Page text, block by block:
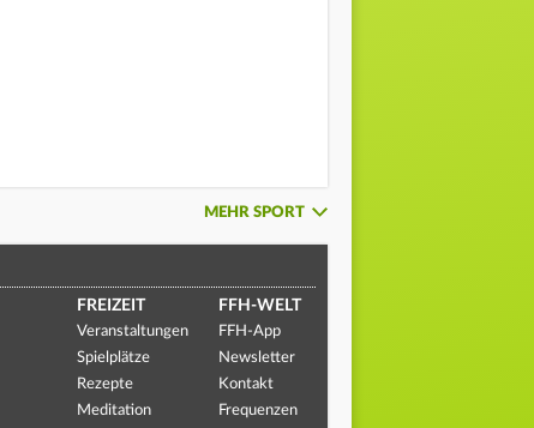
MEHR SPORT
FREIZEIT
Veranstaltungen
Spielplätze
Rezepte
Meditation
FFH-WELT
FFH-App
Newsletter
Kontakt
Frequenzen